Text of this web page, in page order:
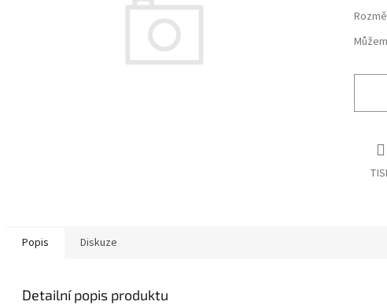
Popis Diskuze
Detailní popis produktu